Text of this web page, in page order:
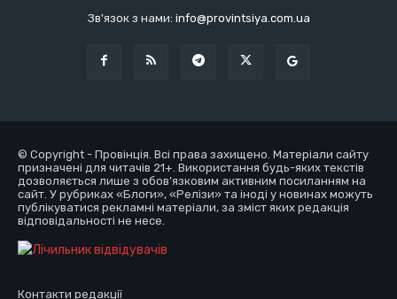
Зв'язок з нами: info@provintsiya.com.ua
© Copyright - Провінція. Всі права захищено. Матеріали сайту
призначені для читачів 21+. Використання будь-яких текстів
дозволяється лише з обов’язковим активним посиланням на
сайт. У рубриках «Блоги», «Релізи» та іноді у новинах можуть
публікуватися рекламні матеріали, за зміст яких редакція
відповідальності не несе.
Контакти редакції